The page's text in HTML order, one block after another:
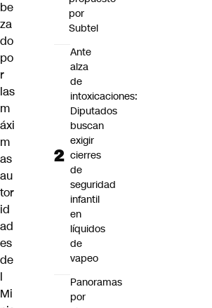
be
za
do
po
r
las
m
áxi
m
as
au
tor
id
ad
es
de
l
Mi
por
Subtel
Ante
alza
de
intoxicaciones:
Diputados
buscan
exigir
cierres
de
seguridad
infantil
en
líquidos
de
vapeo
Panoramas
por